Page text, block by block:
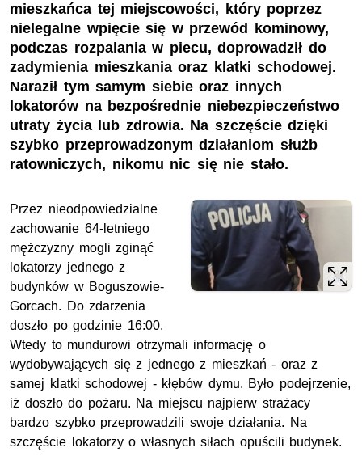
mieszkańca tej miejscowości, który poprzez
nielegalne wpięcie się w przewód kominowy,
podczas rozpalania w piecu, doprowadził do
zadymienia mieszkania oraz klatki schodowej.
Naraził tym samym siebie oraz innych
lokatorów na bezpośrednie niebezpieczeństwo
utraty życia lub zdrowia. Na szczęście dzięki
szybko przeprowadzonym działaniom służb
ratowniczych, nikomu nic się nie stało.
Przez nieodpowiedzialne
zachowanie 64-letniego
mężczyzny mogli zginąć
lokatorzy jednego z
budynków w Boguszowie-
Gorcach. Do zdarzenia
doszło po godzinie 16:00.
Wtedy to mundurowi otrzymali informację o
wydobywających się z jednego z mieszkań - oraz z
samej klatki schodowej - kłębów dymu. Było podejrzenie,
iż doszło do pożaru. Na miejscu najpierw strażacy
bardzo szybko przeprowadzili swoje działania. Na
szczęście lokatorzy o własnych siłach opuścili budynek.